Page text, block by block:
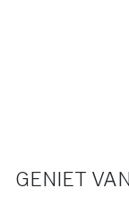
GENIET